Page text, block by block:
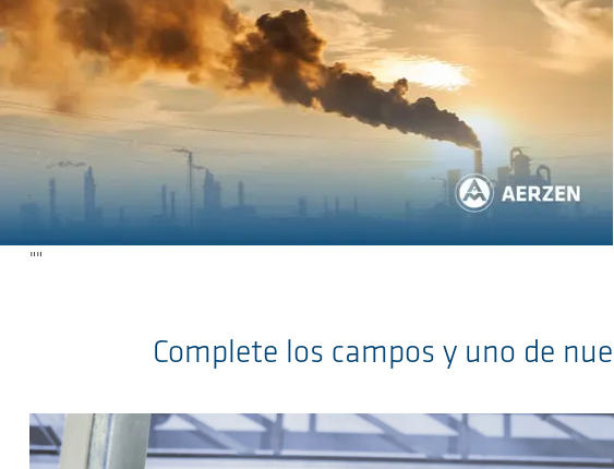
Ga naar de hoofdinhoud
""
Complete los campos y uno de